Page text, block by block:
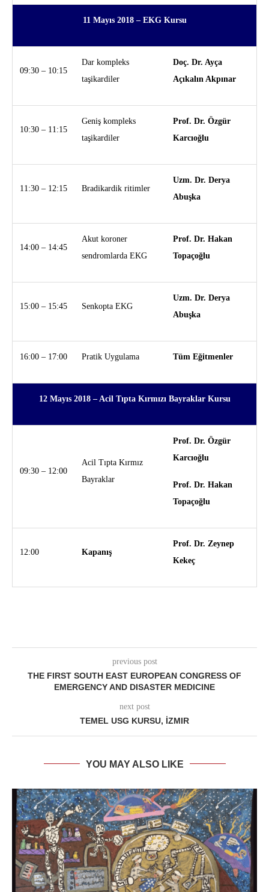
11 Mayıs 2018 – EKG Kursu
09:30 – 10:15
Dar kompleks
taşikardiler
Doç. Dr. Ayça
Açıkalın Akpınar
10:30 – 11:15
Geniş kompleks
taşikardiler
Prof. Dr. Özgür
Karcıoğlu
11:30 – 12:15 Bradikardik ritimler
Uzm. Dr. Derya
Abuşka
14:00 – 14:45
Akut koroner
sendromlarda EKG
Prof. Dr. Hakan
Topaçoğlu
15:00 – 15:45 Senkopta EKG
Uzm. Dr. Derya
Abuşka
16:00 – 17:00 Pratik Uygulama Tüm Eğitmenler
12 Mayıs 2018 – Acil Tıpta Kırmızı Bayraklar Kursu
09:30 – 12:00
Acil Tıpta Kırmız
Bayraklar
Prof. Dr. Özgür
Karcıoğlu
Prof. Dr. Hakan
Topaçoğlu
12:00 Kapanış
Prof. Dr. Zeynep
Kekeç
previous post
THE FIRST SOUTH EAST EUROPEAN CONGRESS OF
EMERGENCY AND DISASTER MEDICINE
next post
TEMEL USG KURSU, İZMIR
YOU MAY ALSO LIKE